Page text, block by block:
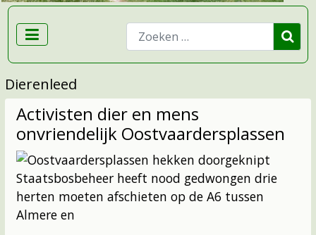
Zoeken
Dierenleed
Activisten dier en mens
onvriendelijk Oostvaardersplassen
Staatsbosbeheer heeft nood gedwongen drie
herten moeten afschieten op de A6 tussen
Almere en